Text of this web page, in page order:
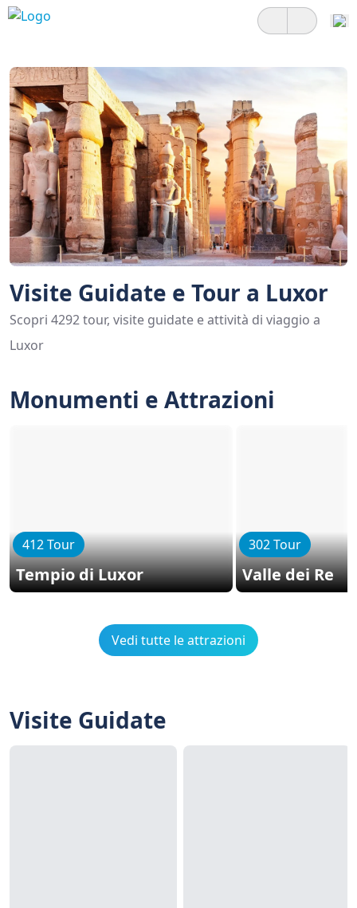
Visite Guidate e Tour a Luxor
Scopri 4292 tour, visite guidate e attività di viaggio a
Luxor
Monumenti e Attrazioni
412 Tour
Tempio di Luxor
302 Tour
Valle dei Re
Vedi tutte le attrazioni
Visite Guidate